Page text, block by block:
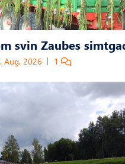
svin Zaubes
Aug, 2026 1